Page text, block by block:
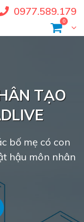
0977.589.179
0
TẠO
bố mẹ có con
hậu môn nhân